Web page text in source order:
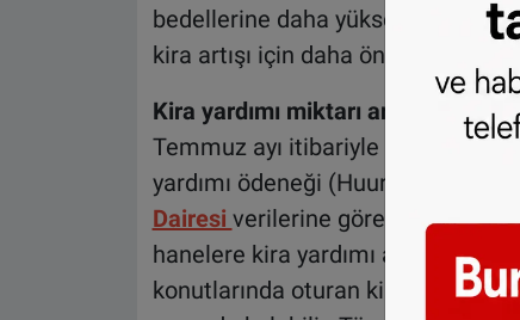
bedellerine daha yüksek bir zam
kira artışı için daha önce
Kira yardımı miktarı artacak
Temmuz ayı itibariyle konut
yardımı ödeneği (Huurtoeslag)
Dairesi verilerine göre sosyal
hanelere kira yardımı artışı
konutlarında oturan kiracılar yeni